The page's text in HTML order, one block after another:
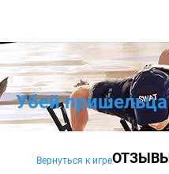
Убей
Вернуться к игре